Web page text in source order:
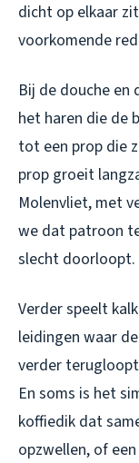
dicht op elkaar
voorkomende
Bij de douche
het haren die de
tot een prop die
prop groeit
Molenvliet, met
we dat patroon
slecht doorloopt.
Verder speelt
leidingen waar
verder
En soms is het
koffiedik dat
opzwellen, of